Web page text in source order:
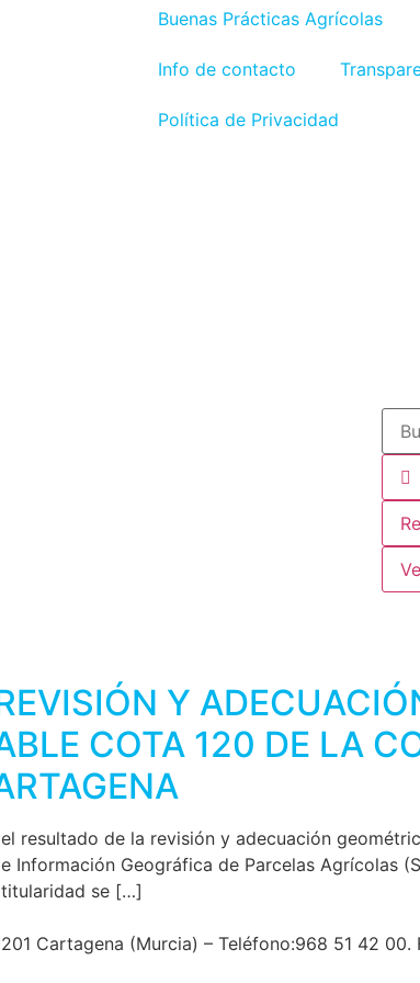
Buenas Prácticas Agrícolas
Info de contacto
Política de Privacidad
Y
COTA 120 DE LA
resultado de la revisión y adecuación
Geográfica de Parcelas Agrícolas
se […]
Cartagena (Murcia) – Teléfono:968 51 42 00.